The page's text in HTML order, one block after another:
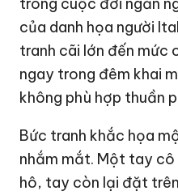
của danh họa người
tranh cãi lớn đến mức
ngay trong đêm khai
không phù hợp thuần
Bức tranh khắc họa
nhắm mắt. Một tay cô
hô, tay còn lại đặt